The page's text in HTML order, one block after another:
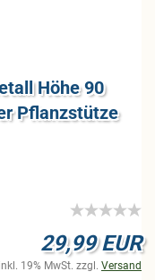
Höhe 90
Pflanz­stüt­ze
29,99 EUR
inkl. 19% MwSt. zzgl. Versand